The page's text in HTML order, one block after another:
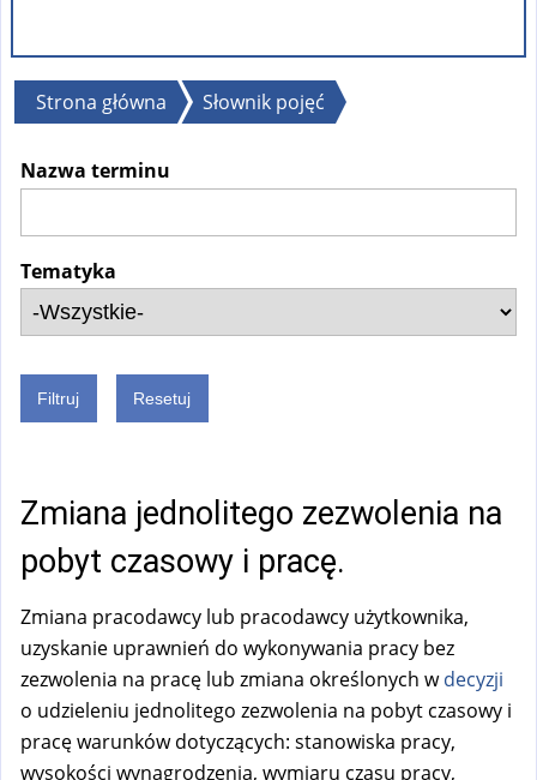
Jesteś
Strona główna Słownik pojęć
Nazwa terminu
Tematyka
Zmiana jednolitego zezwolenia na
pobyt czasowy i pracę.
Zmiana pracodawcy lub pracodawcy użytkownika,
uzyskanie uprawnień do wykonywania pracy bez
zezwolenia na pracę lub zmiana określonych wdecyzji
o udzieleniu jednolitego zezwolenia na pobyt czasowy i
pracę warunków dotyczących: stanowiska pracy,
wysokości wynagrodzenia, wymiaru czasu pracy,